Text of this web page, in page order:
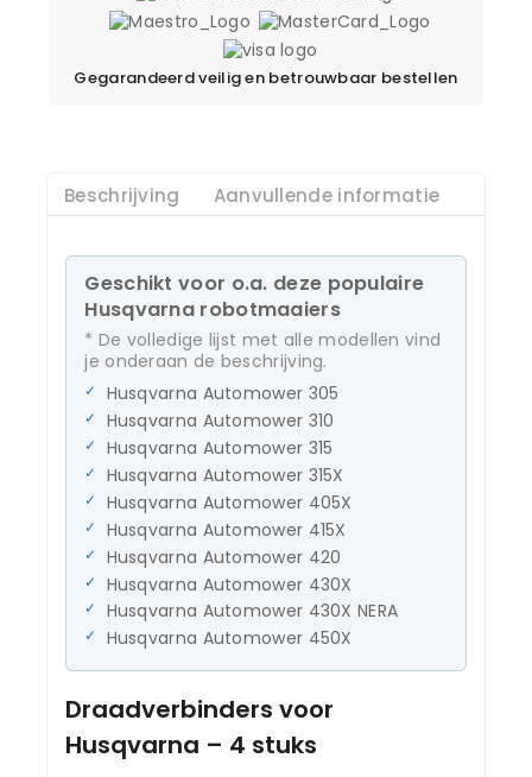
Gegarandeerd veilig en betrouwbaar bestellen
Beschrijving Aanvullende informatie
Geschikt voor o.a. deze populaire
Husqvarna robotmaaiers
* De volledige lijst met alle modellen vind
je onderaan de beschrijving.
Husqvarna Automower 305
Husqvarna Automower 310
Husqvarna Automower 315
Husqvarna Automower 315X
Husqvarna Automower 405X
Husqvarna Automower 415X
Husqvarna Automower 420
Husqvarna Automower 430X
Husqvarna Automower 430X NERA
Husqvarna Automower 450X
Draadverbinders voor
Husqvarna – 4 stuks